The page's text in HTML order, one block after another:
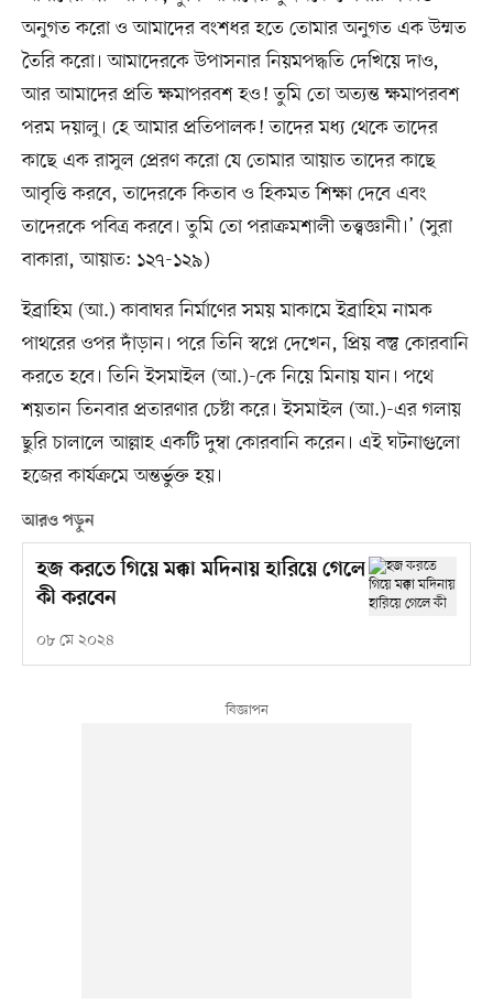
অনুগত করো ও আমাদের বংশধর হতে তোমার অনুগত এক উম্মত
তৈরি করো। আমাদেরকে উপাসনার নিয়মপদ্ধতি দেখিয়ে দাও,
আর আমাদের প্রতি ক্ষমাপরবশ হও! তুমি তো অত্যন্ত ক্ষমাপরবশ
পরম দয়ালু। হে আমার প্রতিপালক! তাদের মধ্য থেকে তাদের
কাছে এক রাসুল প্রেরণ করো যে তোমার আয়াত তাদের কাছে
আবৃত্তি করবে, তাদেরকে কিতাব ও হিকমত শিক্ষা দেবে এবং
তাদেরকে পবিত্র করবে। তুমি তো পরাক্রমশালী তত্ত্বজ্ঞানী।’ (সুরা
বাকারা, আয়াত: ১২৭-১২৯)
ইব্রাহিম (আ.) কাবাঘর নির্মাণের সময় মাকামে ইব্রাহিম নামক
পাথরের ওপর দাঁড়ান। পরে তিনি স্বপ্নে দেখেন, প্রিয় বস্তু কোরবানি
করতে হবে। তিনি ইসমাইল (আ.)-কে নিয়ে মিনায় যান। পথে
শয়তান তিনবার প্রতারণার চেষ্টা করে। ইসমাইল (আ.)-এর গলায়
ছুরি চালালে আল্লাহ একটি দুম্বা কোরবানি করেন। এই ঘটনাগুলো
হজের কার্যক্রমে অন্তর্ভুক্ত হয়।
আরও পড়ুন
হজ করতে গিয়ে মক্কা মদিনায় হারিয়ে গেলে
কী করবেন
০৮ মে ২০২৪